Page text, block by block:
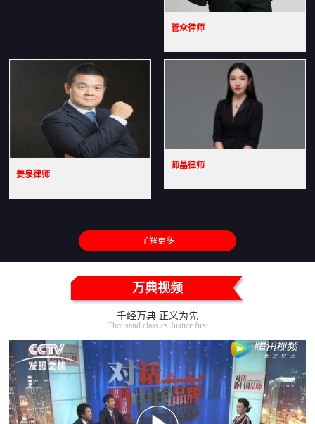
管众律师
姜泉律师
师晶律师
了解更多
万典视频
千经万典 正义为先
Thousand classics Justice first